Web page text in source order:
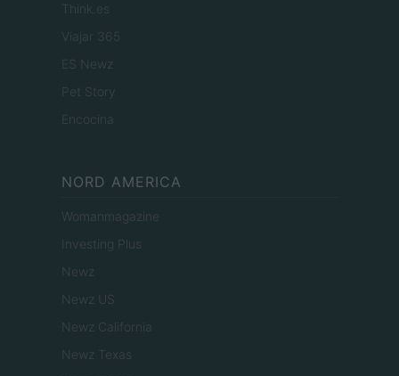
Think.es
Viajar 365
ES Newz
Pet Story
Encocina
NORD AMERICA
Womanmagazine
Investing Plus
Newz
Newz US
Newz California
Newz Texas